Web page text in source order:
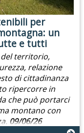
per
un
e tutti
territorio,
relazione
di cittadinanza
ripercorre in
che può portarci
montano con
09/06/26